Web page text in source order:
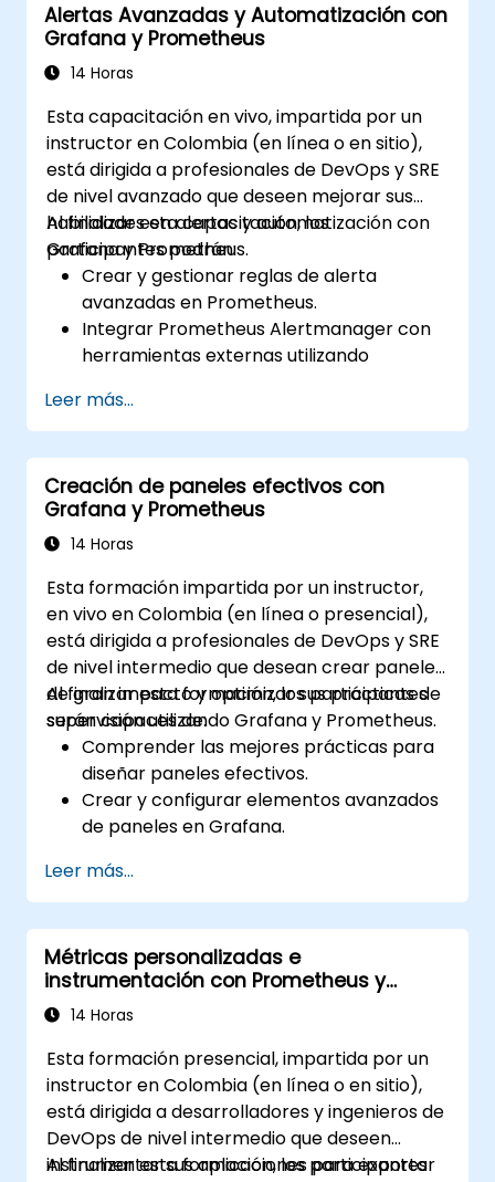
Alertas Avanzadas y Automatización con
Grafana y Prometheus
14 Horas
Esta capacitación en vivo, impartida por un
instructor en Colombia (en línea o en sitio),
está dirigida a profesionales de DevOps y SRE
de nivel avanzado que deseen mejorar sus
habilidades en alertas y automatización con
Grafana y Prometheus.
Al finalizar esta capacitación, los
participantes podrán:
Crear y gestionar reglas de alerta
avanzadas en Prometheus.
Integrar Prometheus Alertmanager con
herramientas externas utilizando
Automatizar las respuestas a las alertas
para resolver problemas más
rápidamente.
Utilizar Grafana para visualizar y
gestionar las alertas de manera efectiva.
Leer más...
Creación de paneles efectivos con
Grafana y Prometheus
14 Horas
Esta formación impartida por un instructor,
en vivo en Colombia (en línea o presencial),
está dirigida a profesionales de DevOps y SRE
de nivel intermedio que desean crear paneles
de gran impacto y optimizar sus prácticas de
supervisión utilizando Grafana y Prometheus.
Al finalizar esta formación, los participantes
serán capaces de:
Comprender las mejores prácticas para
diseñar paneles efectivos.
Crear y configurar elementos avanzados
de paneles en Grafana.
para crear paneles dinámicos y
reutilizables.
Implementar mecanismos de alertas
para mejorar la conciencia operativa.
Leer más...
Métricas personalizadas e
instrumentación con Prometheus y
Grafana
14 Horas
Esta formación presencial, impartida por un
instructor en Colombia (en línea o en sitio),
está dirigida a desarrolladores y ingenieros de
DevOps de nivel intermedio que deseen
instrumentar sus aplicaciones para exportar
Al finalizar esta formación, los participantes